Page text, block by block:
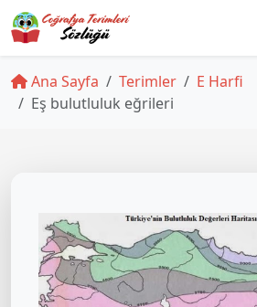
Ana Sayfa Terimler
E Harfi
Eş bulutluluk eğrileri